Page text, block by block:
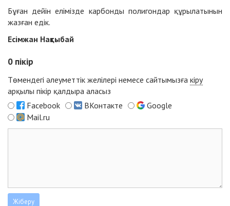
Бұған дейін елімізде карбонды полигондар құрылатынын
жазған едік.
Есімжан Нақтыбай
0 пікір
Төмендегі әлеуметтік желілері немесе сайтымызға кіру
арқылы пікір қалдыра аласыз
Facebook
ВКонтакте
Google
Mail.ru